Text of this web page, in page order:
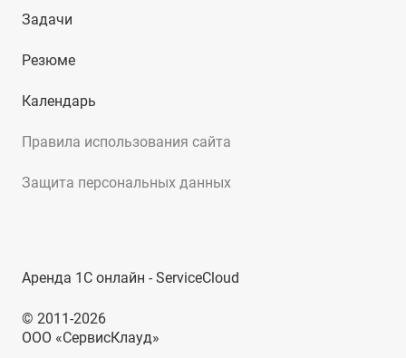
Правила использования сайта
Защита персональных данных
Задачи
Резюме
Календарь
Аренда 1С онлайн - ServiceCloud
© 2011-2026
ООО «СервисКлауд»